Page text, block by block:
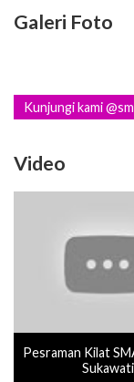
Galeri Foto
Kunjungi kami
Video
Pesraman Kilat
Sukawati